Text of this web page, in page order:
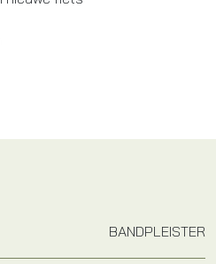
BANDPLEISTER